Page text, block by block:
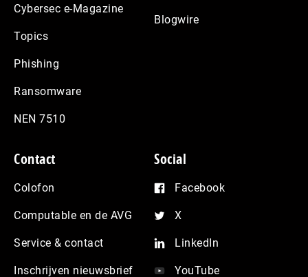
Cybersec e-Magazine
Topics
Phishing
Ransomware
NEN 7510
Blogwire
Contact
Colofon
Computable en de AVG
Service & contact
Inschrijven nieuwsbrief
Social
Facebook
X
LinkedIn
YouTube